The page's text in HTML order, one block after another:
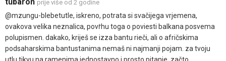
prije više od 2 godine
@mzungu-blebetutle, iskreno, potrata si svačijega vrjemena,
ovakova velika neznalica, povṙhu toga o poviesti balkana posvema
polupismen. dakako, kriješ se izza bantu rieči, ali o afričskima
podsaharskima bantustanima nemaš ni najmanji pojam. za tvoju
utlu tikvu na ramenima jednostavno i prosto pitanje, začto